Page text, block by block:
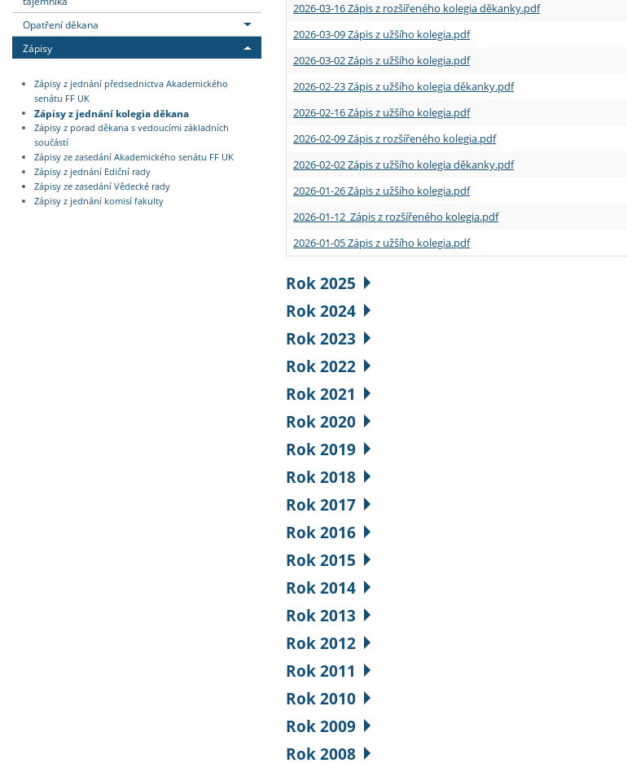
Opatření děkana
Zápisy
Zápisy z jednání předsednictva Akademického
senátu FF UK
Zápisy z jednání kolegia děkana
Zápisy z porad děkana s vedoucími základních
součástí
Zápisy ze zasedání Akademického senátu FF UK
Zápisy z jednání Ediční rady
Zápisy ze zasedání Vědecké rady
Zápisy z jednání komisí fakulty
2026-03-16 Zápis z rozšířeného kolegia děkanky.pdf
2026-03-09 Zápis z užšího kolegia.pdf
2026-03-02 Zápis z užšího kolegia.pdf
2026-02-23 Zápis z užšího kolegia děkanky.pdf
2026-02-16 Zápis z užšího kolegia.pdf
2026-02-09 Zápis z rozšířeného kolegia.pdf
2026-02-02 Zápis z užšího kolegia děkanky.pdf
2026-01-26 Zápis z užšího kolegia.pdf
2026-01-12 Zápis z rozšířeného kolegia.pdf
2026-01-05 Zápis z užšího kolegia.pdf
Rok 2025
Rok 2024
Rok 2023
Rok 2022
Rok 2021
Rok 2020
Rok 2019
Rok 2018
Rok 2017
Rok 2016
Rok 2015
Rok 2014
Rok 2013
Rok 2012
Rok 2011
Rok 2010
Rok 2009
Rok 2008